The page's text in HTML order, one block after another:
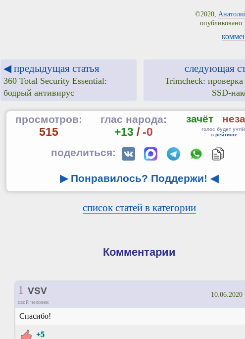
©2020,
опубликовано:
◀ предыдущая статья
360 Total Security Essential:
бодрый антивирус
следующая
Trimcheck:
SSD-
просмотров:
515
глас народа:
+13 / -0
зачёт
голос будет
в рейтинге
поделиться:
▶ Понравилось? Поддержи! ◀
список статей в категории
Комментарии
1 VSV
свой человек
10.06.2020
Спасибо!
+5